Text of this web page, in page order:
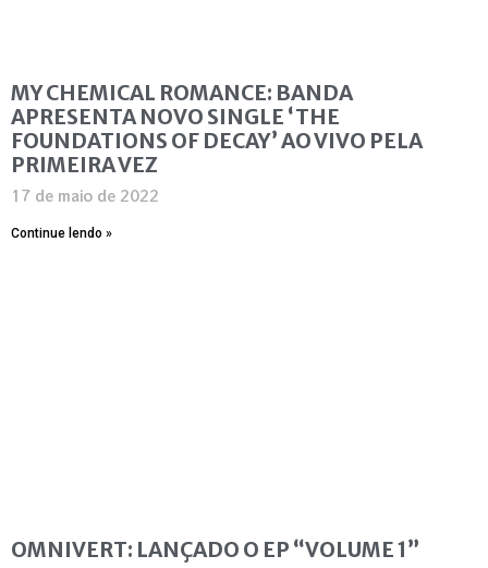
MY CHEMICAL ROMANCE: BANDA
APRESENTA NOVO SINGLE ‘THE
FOUNDATIONS OF DECAY’ AO VIVO PELA
PRIMEIRA VEZ
17 de maio de 2022
Continue lendo »
OMNIVERT: LANÇADO O EP “VOLUME 1”